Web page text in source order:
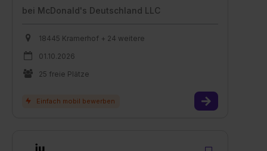
bei McDonald's Deutschland LLC
18445 Kramerhof + 24 weitere
01.10.2026
25 freie Plätze